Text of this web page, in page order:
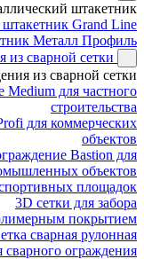
штакетник
Grand Line
Металл Профиль
из сварной сетки
из сварной сетки
Medium для частного
строительства
для коммерческих
объектов
Bastion для
объектов
площадок
3D сетки для забора
покрытием
сварная рулонная
ограждения